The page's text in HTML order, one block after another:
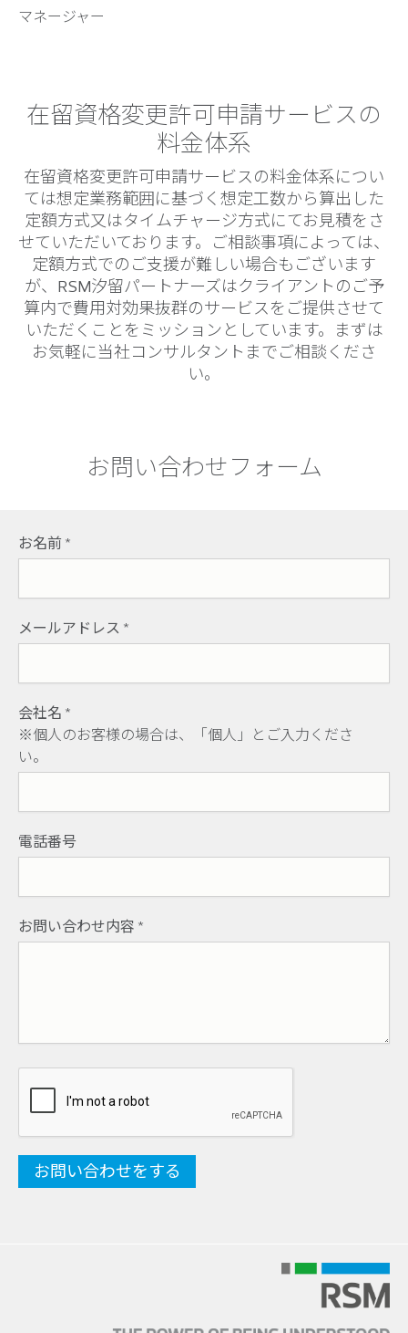
マネージャー
在留資格変更許可申請サービスの
料金体系
在留資格変更許可申請サービスの料金体系につい
ては想定業務範囲に基づく想定工数から算出した
定額方式又はタイムチャージ方式にてお見積をさ
せていただいております。ご相談事項によっては、
定額方式でのご支援が難しい場合もございます
が、RSM汐留パートナーズはクライアントのご予
算内で費用対効果抜群のサービスをご提供させて
いただくことをミッションとしています。まずは
お気軽に当社コンサルタントまでご相談くださ
い。
お問い合わせフォーム
お名前 *
メールアドレス *
会社名 *
※個人のお客様の場合は、「個人」とご入力くださ
い。
電話番号
お問い合わせ内容 *